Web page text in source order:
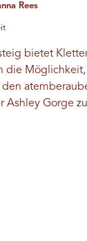
Rees
bietet
die Möglichkeit,
den
Ashley Gorge